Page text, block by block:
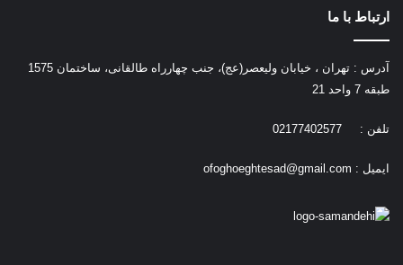
ارتباط با ما
آدرس : تهران ، خیابان ولیعصر(عج)، جنب چهارراه طالقانی، ساختمان 1575
طبقه 7 واحد 21
تلفن : 02177402577
ایمیل : ofoghoeghtesad@gmail.com